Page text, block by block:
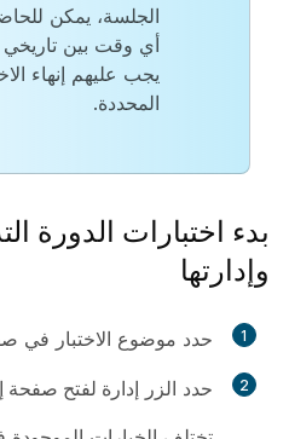
الجلسة، يمكن
أي وقت بين تاريخي
يجب عليهم إنهاء
المحددة.
بدء اختبارات الدورة
وإدارتها
1 حدد موضوع الاختبار في
2 حدد الزر إدارة لفتح صفحة